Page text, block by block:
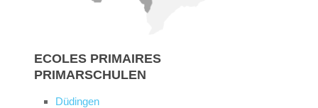
ECOLES PRIMAIRES
PRIMARSCHULEN
Düdingen